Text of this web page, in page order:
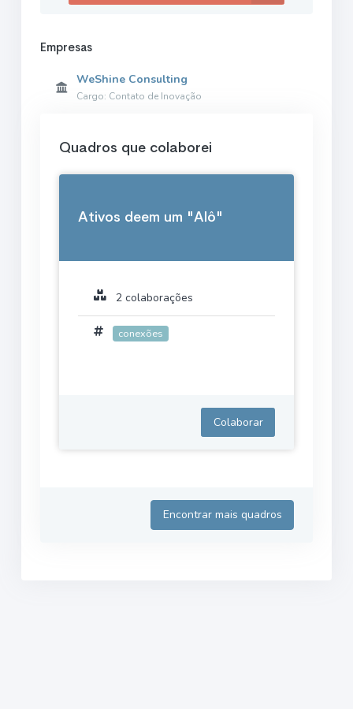
Empresas
WeShine Consulting
Cargo: Contato de Inovação
Quadros que colaborei
Ativos deem um "Alô"
2 colaborações
conexões
Colaborar
Encontrar mais quadros